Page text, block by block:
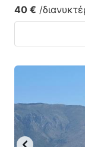
40 € /